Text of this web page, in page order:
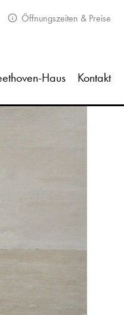
Öffnungszeiten & Preise
Haus Kontakt